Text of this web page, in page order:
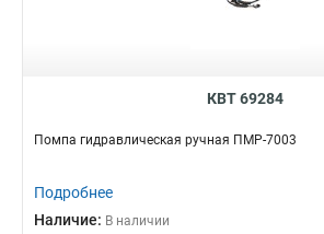
КВТ 69284
Помпа гидравлическая ручная ПМР-7003
Подробнее
Наличие: В наличии